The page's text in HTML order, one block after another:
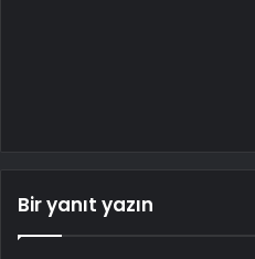
Bir yanıt yazın